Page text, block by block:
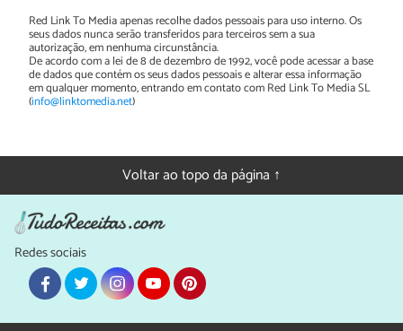
Red Link To Media apenas recolhe dados pessoais para uso interno. Os
seus dados nunca serão transferidos para terceiros sem a sua
autorização, em nenhuma circunstância.
De acordo com a lei de 8 de dezembro de 1992, você pode acessar a base
de dados que contém os seus dados pessoais e alterar essa informação
em qualquer momento, entrando em contato com Red Link To Media SL
(info@linktomedia.net)
Voltar ao topo da página ↑
Redes sociais